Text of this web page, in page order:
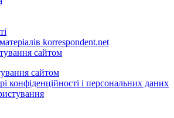
korrespondent.net
сайтом
сайтом
конфіденційності і персональних даних